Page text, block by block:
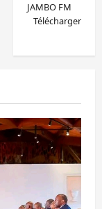
JAMBO FM
Télécharger